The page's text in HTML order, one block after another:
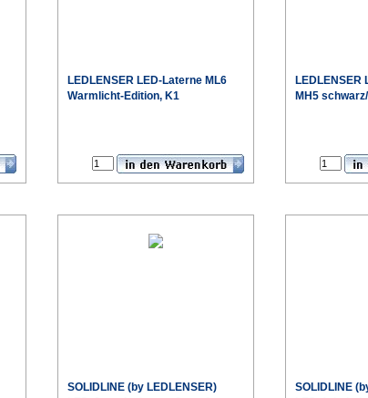
LEDLENSER LED-Laterne ML6
Warmlicht-Edition, K1
LEDLENSER
MH5
SOLIDLINE (by LEDLENSER)
SOLIDLINE